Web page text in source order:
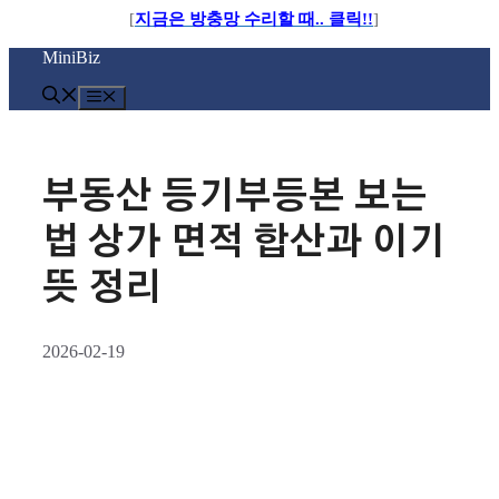
[지금은 방충망 수리할 때.. 클릭!!]
컨
로
MiniBiz
부동산 등기부등본 보는
법 상가 면적 합산과 이기
뜻 정리
2026-02-19